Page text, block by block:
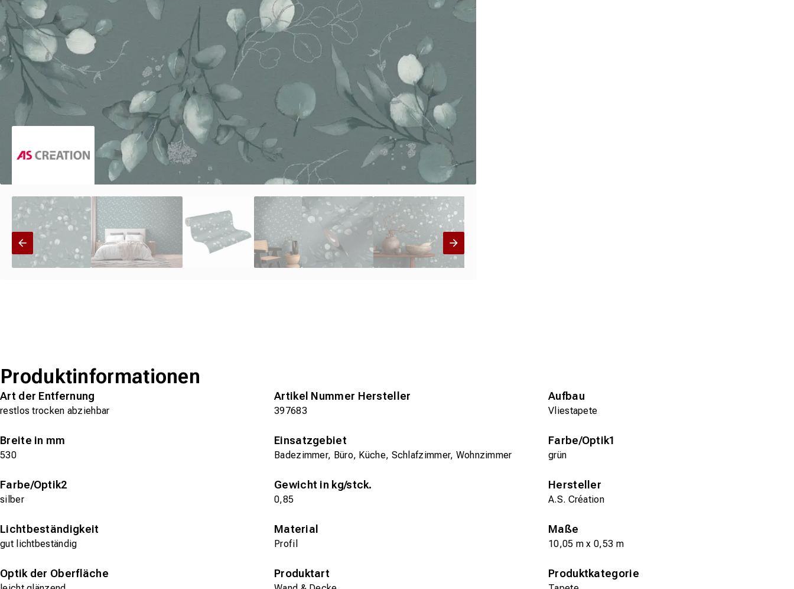
Produktinformationen
Art der Entfernung
restlos trocken abziehbar
Artikel Nummer Hersteller
397683
Aufbau
Vliestapete
Breite in mm
530
Einsatzgebiet
Badezimmer, Büro, Küche, Schlafzimmer, Wohnzimmer
Farbe/Optik1
grün
Farbe/Optik2
silber
Gewicht in kg/stck.
0,85
Hersteller
A.S. Création
Lichtbeständigkeit
gut lichtbeständig
Material
Profil
Maße
10,05 m x 0,53 m
Optik der Oberfläche Produktart Produktkategorie